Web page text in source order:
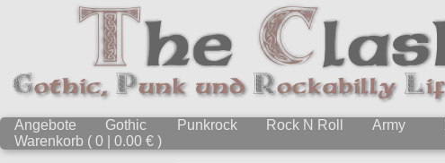
Angebote Gothic Punkrock Rock N Roll Army
Warenkorb ( 0 | 0.00 € )